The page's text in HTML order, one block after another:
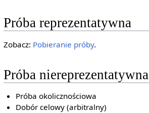
Próba reprezentatywna
Zobacz: Pobieranie próby.
Próba niereprezentatywna
Próba okolicznościowa
Dobór celowy (arbitralny)